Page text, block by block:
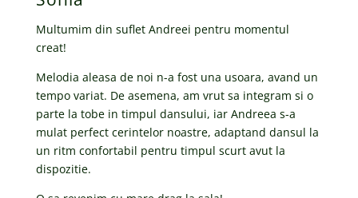
Multumim din suflet Andreei pentru momentul
creat!
Melodia aleasa de noi n-a fost una usoara, avand un
tempo variat. De asemena, am vrut sa integram si o
parte la tobe in timpul dansului, iar Andreea s-a
mulat perfect cerintelor noastre, adaptand dansul la
un ritm confortabil pentru timpul scurt avut la
dispozitie.